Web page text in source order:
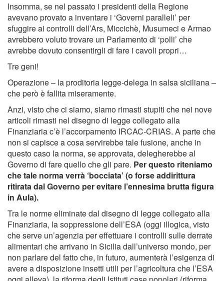
Insomma, se nel passato i presidenti della Regione
avevano provato a inventare i ‘Governi paralleli’ per
sfuggire ai controlli dell’Ars, Miccichè, Musumeci e Armao
avrebbero voluto trovare un Parlamento di ‘polli’ che
avrebbe dovuto consentirgli di fare i cavoli propri…
Tre geni!
Operazione – la proditoria legge-delega in salsa siciliana –
che però è fallita miseramente.
Anzi, visto che ci siamo, siamo rimasti stupiti che nei nove
articoli rimasti nel disegno di legge collegato alla
Finanziaria c’è l’accorpamento IRCAC-CRIAS. A parte che
non si capisce a cosa servirebbe tale fusione, anche in
questo caso la norma, se approvata, delegherebbe al
Governo di fare quello che gli pare. Per questo riteniamo
che tale norma verrà ‘bocciata’ (o forse addirittura
ritirata dal Governo per evitare l’ennesima brutta figura
in Aula).
Tra le norme eliminate dal disegno di legge collegato alla
Finanziaria, la soppressione dell’ESA (oggi illogica, visto
che serve un’agenzia per effettuare i controlli sulle derrate
alimentari che arrivano in Sicilia dall’universo mondo, per
non parlare del fatto che, in futuro, aumenterà l’esigenza di
avere a disposizione insetti utili per l’agricoltura che l’ESA